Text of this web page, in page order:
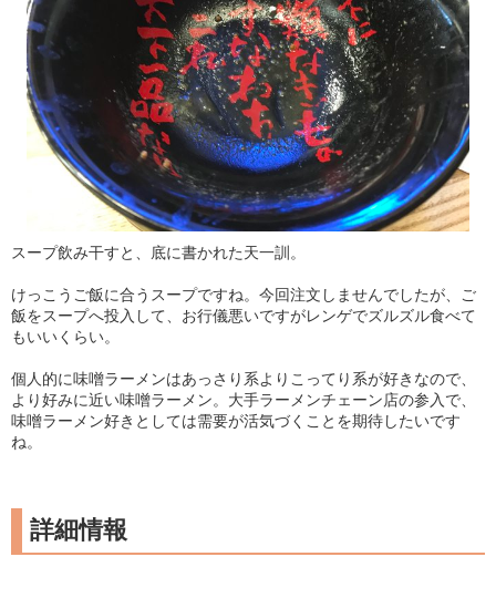
スープ飲み干すと、底に書かれた天一訓。
けっこうご飯に合うスープですね。今回注文しませんでしたが、ご
飯をスープへ投入して、お行儀悪いですがレンゲでズルズル食べて
もいいくらい。
個人的に味噌ラーメンはあっさり系よりこってり系が好きなので、
より好みに近い味噌ラーメン。大手ラーメンチェーン店の参入で、
味噌ラーメン好きとしては需要が活気づくことを期待したいです
ね。
詳細情報